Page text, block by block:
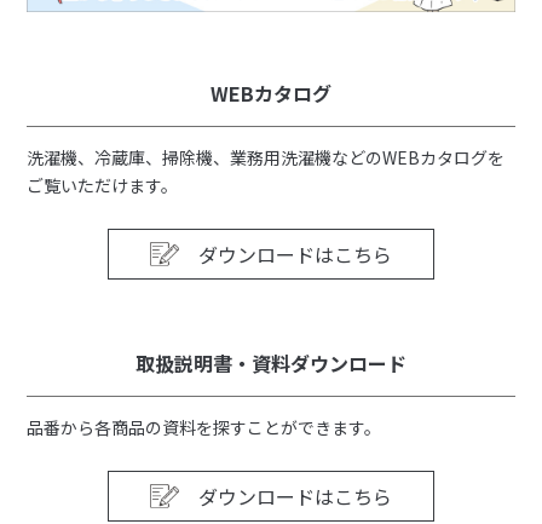
WEBカタログ
洗濯機、冷蔵庫、掃除機、業務用洗濯機などのWEBカタログを
ご覧いただけます。
ダウンロードはこちら
取扱説明書・資料ダウンロード
品番から各商品の資料を探すことができます。
ダウンロードはこちら